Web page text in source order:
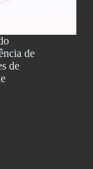
de
de